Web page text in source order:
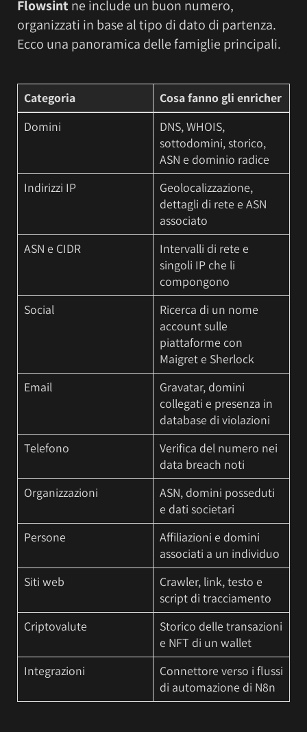
Flowsint ne include un buon numero,
organizzati in base al tipo di dato di partenza.
Ecco una panoramica delle famiglie principali.
Categoria
Cosa fanno gli enricher
Domini
DNS, WHOIS,
sottodomini, storico,
ASN e dominio radice
Indirizzi IP
Geolocalizzazione,
dettagli di rete e ASN
associato
ASN e CIDR
Intervalli di rete e
singoli IP che li
compongono
Social
Ricerca di un nome
account sulle
piattaforme con
Maigret e Sherlock
Email
Gravatar, domini
collegati e presenza in
database di violazioni
Telefono
Verifica del numero nei
data breach noti
Organizzazioni
ASN, domini posseduti
e dati societari
Persone
Affiliazioni e domini
associati a un individuo
Siti web
Crawler, link, testo e
script di tracciamento
Criptovalute
Storico delle transazioni
e NFT di un wallet
Integrazioni
Connettore verso i flussi
di automazione di N8n